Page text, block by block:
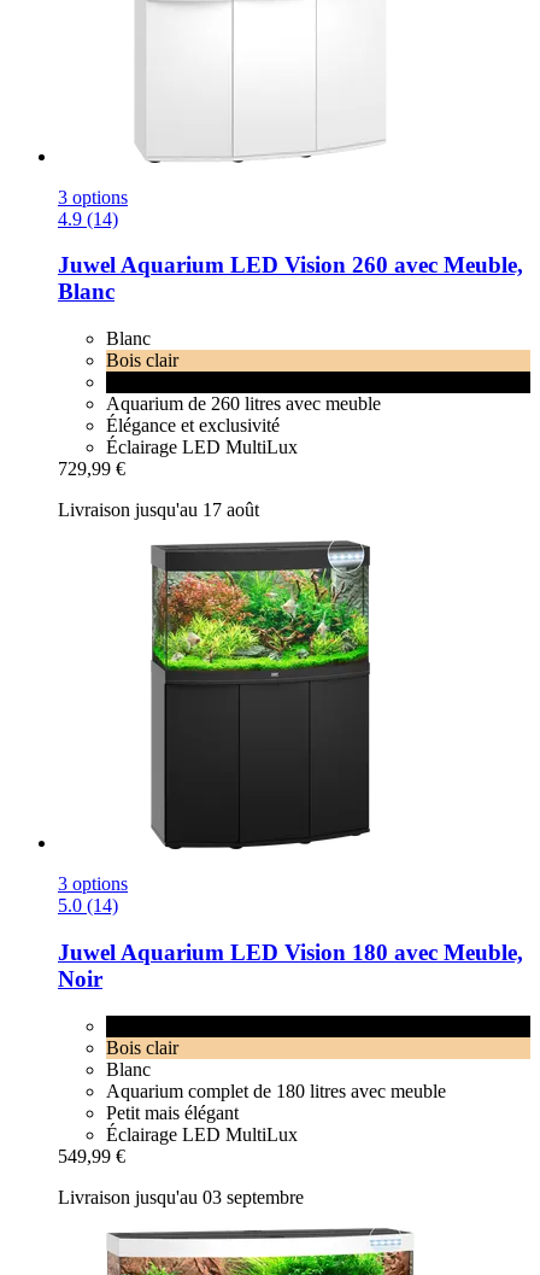
3 options
4.9 (14)
JuwelAquarium LED Vision 260 avec Meuble,
Blanc
Blanc
Bois clair
Aquarium de 260 litres avec meuble
Élégance et exclusivité
Éclairage LED MultiLux
729,99 €
Livraison jusqu'au 17 août
3 options
5.0 (14)
Juwel Aquarium LED Vision 180 avec Meuble,
Noir
Bois clair
Blanc
Aquarium complet de 180 litres avec meuble
Petit mais élégant
Éclairage LED MultiLux
549,99 €
Livraison jusqu'au 03 septembre